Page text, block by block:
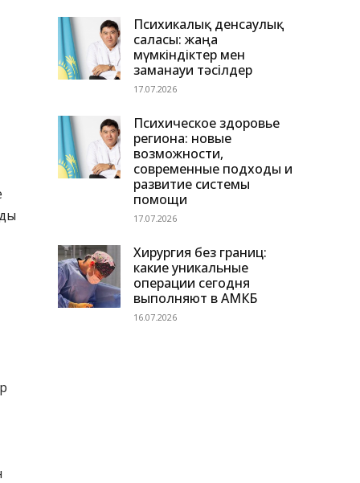
Психикалық денсаулық
саласы: жаңа
мүмкіндіктер мен
заманауи тәсілдер
17.07.2026
Психическое здоровье
региона: новые
возможности,
современные подходы и
развитие системы
помощи
17.07.2026
Хирургия без границ:
какие уникальные
операции сегодня
выполняют в АМКБ
16.07.2026